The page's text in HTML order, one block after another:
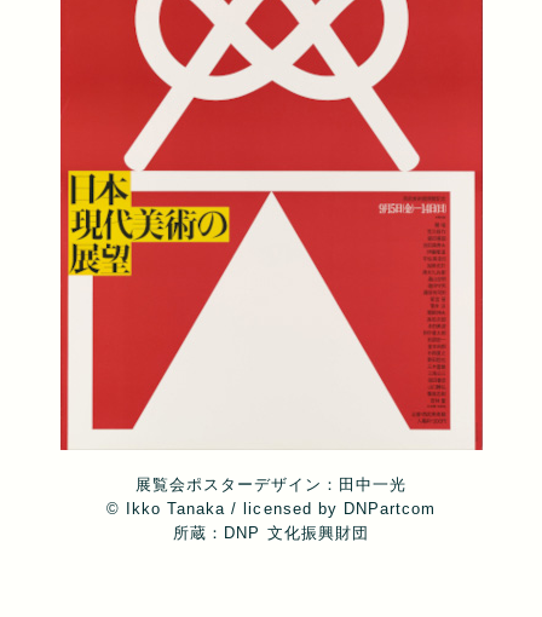
展覧会ポスターデザイン：田中一光
© Ikko Tanaka / licensed by DNPartcom
所蔵：DNP 文化振興財団